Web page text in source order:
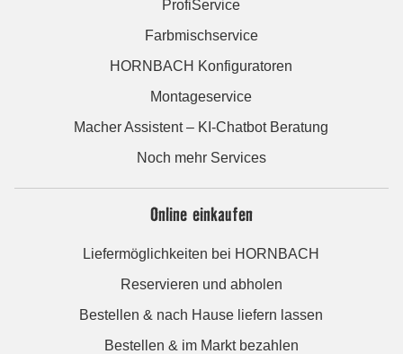
ProfiService
Farbmischservice
HORNBACH Konfiguratoren
Montageservice
Macher Assistent – KI-Chatbot Beratung
Noch mehr Services
Online einkaufen
Liefermöglichkeiten bei HORNBACH
Reservieren und abholen
Bestellen & nach Hause liefern lassen
Bestellen & im Markt bezahlen